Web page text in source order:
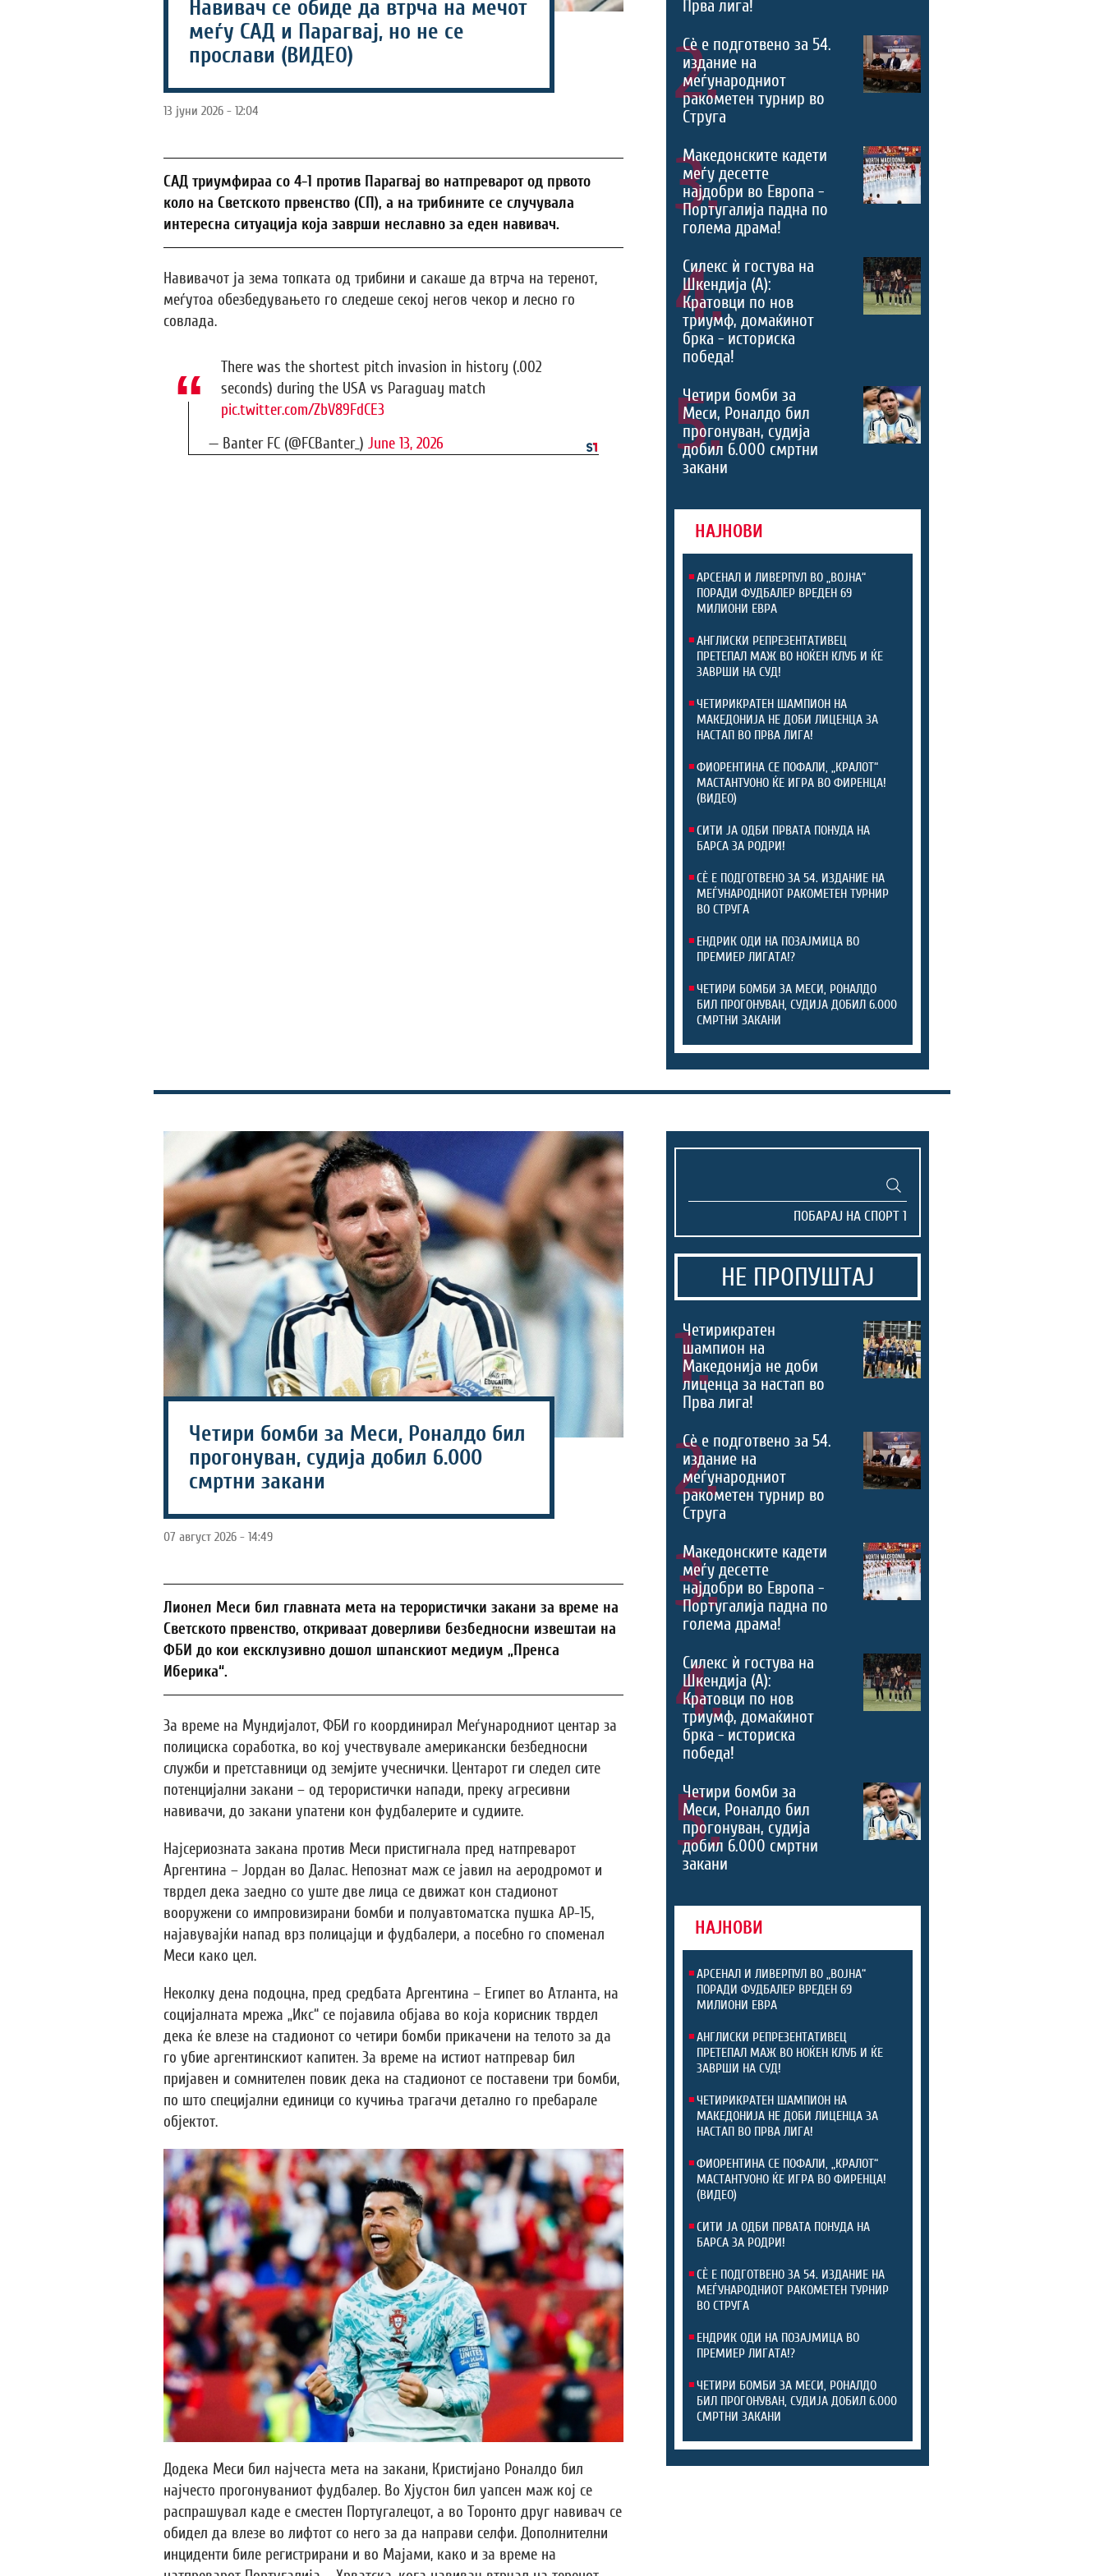
Навивач се обиде да втрча на мечот
меѓу САД и Парагвај, но не се
прослави (ВИДЕО)
13 јуни 2026 - 12:04
САД триумфираа со 4-1 против Парагвај во натпреварот од првото
коло на Светското првенство (СП), а на трибините се случувала
интересна ситуација која заврши неславно за еден навивач.
Навивачот ја зема топката од трибини и сакаше да втрча на теренот,
меѓутоа обезбедувањето го следеше секој негов чекор и лесно го
совлада.
There was the shortest pitch invasion in history (.002
seconds) during the USA vs Paraguay match
pic.twitter.com/ZbV89FdCE3
— Banter FC (@FCBanter_) June 13, 2026
Прва лига!
2.
Сѐ е подготвено за 54.
издание на
меѓународниот
ракометен турнир во
Струга
3.
Македонските кадети
меѓу десетте
најдобри во Европа -
Португалија падна по
голема драма!
4.
Силекс ѝ гостува на
Шкендија (А):
Кратовци по нов
триумф, домаќинот
брка - историска
победа!
5.
Четири бомби за
Меси, Роналдо бил
прогонуван, судија
добил 6.000 смртни
закани
НАЈНОВИ
АРСЕНАЛ И ЛИВЕРПУЛ ВО „ВОЈНА“
ПОРАДИ ФУДБАЛЕР ВРЕДЕН 69
МИЛИОНИ ЕВРА
АНГЛИСКИ РЕПРЕЗЕНТАТИВЕЦ
ПРЕТЕПАЛ МАЖ ВО НОЌЕН КЛУБ И ЌЕ
ЗАВРШИ НА СУД!
ЧЕТИРИКРАТЕН ШАМПИОН НА
МАКЕДОНИЈА НЕ ДОБИ ЛИЦЕНЦА ЗА
НАСТАП ВО ПРВА ЛИГА!
ФИОРЕНТИНА СЕ ПОФАЛИ, „КРАЛОТ“
МАСТАНТУОНО ЌЕ ИГРА ВО ФИРЕНЦА!
(ВИДЕО)
СИТИ ЈА ОДБИ ПРВАТА ПОНУДА НА
БАРСА ЗА РОДРИ!
СЀ Е ПОДГОТВЕНО ЗА 54. ИЗДАНИЕ НА
МЕЃУНАРОДНИОТ РАКОМЕТЕН ТУРНИР
ВО СТРУГА
ЕНДРИК ОДИ НА ПОЗАЈМИЦА ВО
ПРЕМИЕР ЛИГАТА!?
ЧЕТИРИ БОМБИ ЗА МЕСИ, РОНАЛДО
БИЛ ПРОГОНУВАН, СУДИЈА ДОБИЛ 6.000
СМРТНИ ЗАКАНИ
Четири бомби за Меси, Роналдо бил
прогонуван, судија добил 6.000
смртни закани
07 август 2026 - 14:49
Лионел Меси бил главната мета на терористички закани за време на
Светското првенство, откриваат доверливи безбедносни извештаи на
ФБИ до кои ексклузивно дошол шпанскиот медиум „Пренса
Иберика“.
За време на Мундијалот, ФБИ го координирал Меѓународниот центар за
полициска соработка, во кој учествувале американски безбедносни
служби и претставници од земјите учеснички. Центарот ги следел сите
потенцијални закани – од терористички напади, преку агресивни
навивачи, до закани упатени кон фудбалерите и судиите.
Најсериозната закана против Меси пристигнала пред натпреварот
Аргентина – Јордан во Далас. Непознат маж се јавил на аеродромот и
тврдел дека заедно со уште две лица се движат кон стадионот
вооружени со импровизирани бомби и полуавтоматска пушка АР-15,
најавувајќи напад врз полицајци и фудбалери, а посебно го споменал
Меси како цел.
Неколку дена подоцна, пред средбата Аргентина – Египет во Атланта, на
социјалната мрежа „Икс“ се појавила објава во која корисник тврдел
дека ќе влезе на стадионот со четири бомби прикачени на телото за да
го убие аргентинскиот капитен. За време на истиот натпревар бил
пријавен и сомнителен повик дека на стадионот се поставени три бомби,
по што специјални единици со кучиња трагачи детално го пребарале
објектот.
Додека Меси бил најчеста мета на закани, Кристијано Роналдо бил
најчесто прогонуваниот фудбалер. Во Хјустон бил уапсен маж кој се
распрашувал каде е сместен Португалецот, а во Торонто друг навивач се
обидел да влезе во лифтот со него за да направи селфи. Дополнителни
инциденти биле регистрирани и во Мајами, како и за време на
НЕ ПРОПУШТАЈ
1.
Четирикратен
шампион на
Македонија не доби
лиценца за настап во
Прва лига!
2.
Сѐ е подготвено за 54.
издание на
меѓународниот
ракометен турнир во
Струга
3.
Македонските кадети
меѓу десетте
најдобри во Европа -
Португалија падна по
голема драма!
4.
Силекс ѝ гостува на
Шкендија (А):
Кратовци по нов
триумф, домаќинот
брка - историска
победа!
5.
Четири бомби за
Меси, Роналдо бил
прогонуван, судија
добил 6.000 смртни
закани
НАЈНОВИ
АРСЕНАЛ И ЛИВЕРПУЛ ВО „ВОЈНА“
ПОРАДИ ФУДБАЛЕР ВРЕДЕН 69
МИЛИОНИ ЕВРА
АНГЛИСКИ РЕПРЕЗЕНТАТИВЕЦ
ПРЕТЕПАЛ МАЖ ВО НОЌЕН КЛУБ И ЌЕ
ЗАВРШИ НА СУД!
ЧЕТИРИКРАТЕН ШАМПИОН НА
МАКЕДОНИЈА НЕ ДОБИ ЛИЦЕНЦА ЗА
НАСТАП ВО ПРВА ЛИГА!
ФИОРЕНТИНА СЕ ПОФАЛИ, „КРАЛОТ“
МАСТАНТУОНО ЌЕ ИГРА ВО ФИРЕНЦА!
(ВИДЕО)
СИТИ ЈА ОДБИ ПРВАТА ПОНУДА НА
БАРСА ЗА РОДРИ!
СЀ Е ПОДГОТВЕНО ЗА 54. ИЗДАНИЕ НА
МЕЃУНАРОДНИОТ РАКОМЕТЕН ТУРНИР
ВО СТРУГА
ЕНДРИК ОДИ НА ПОЗАЈМИЦА ВО
ПРЕМИЕР ЛИГАТА!?
ЧЕТИРИ БОМБИ ЗА МЕСИ, РОНАЛДО
БИЛ ПРОГОНУВАН, СУДИЈА ДОБИЛ 6.000
СМРТНИ ЗАКАНИ